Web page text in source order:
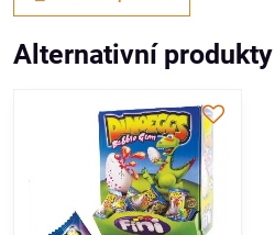
Alternativní produkty